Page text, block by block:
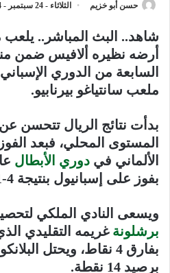
حسن أبو خزيم الثلاثاء - 24 سبتمبر - 2024 / 6:28 مساءً
شاهد.. البث المباشر.. يلعب
أرضه نظيره ألافيس ضمن
ملعب سانتياغو بيرنابيو.
بدأت نتائج الريال تتحسن
المستوى المحلي، فبعد
الألماني في دوري الأبطال
بفوز على إسبانيول بنتيجة 4-1.
ويسعى النادي الملكي
برشلونة غريمه التقليدي
بفارق 4 نقاط، ويحتل
برصيد 14 نقطة.